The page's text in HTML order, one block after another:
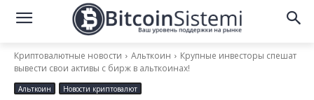
Криптовалютные новости Альткоин
Крупные инвесторы спешат
вывести свои активы с бирж в альткоинах!
Альткоин Новости криптовалют